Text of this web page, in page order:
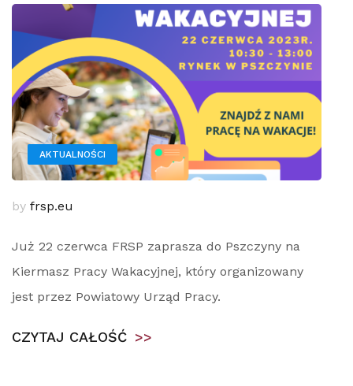
AKTUALNOŚCI
by frsp.eu
Już 22 czerwca FRSP zaprasza do Pszczyny na
Kiermasz Pracy Wakacyjnej, który organizowany
jest przez Powiatowy Urząd Pracy.
CZYTAJ CAŁOŚĆ >>